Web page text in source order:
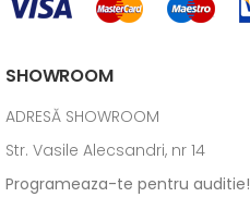
SHOWROOM
ADRESĂ SHOWROOM
Str. Vasile Alecsandri, nr 14
Programeaza-te pentru auditie!